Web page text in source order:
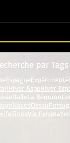
par Tags
EspagneExpérimenté
Hiver AspeHiver
ItalieLa Réunion
NaxosOssau
TinosVia FerrataYeu